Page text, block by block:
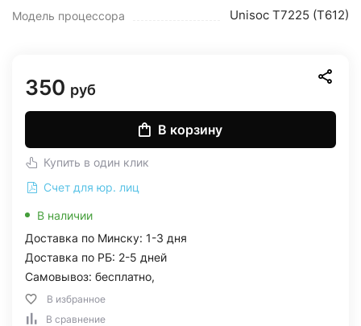
Модель процессора Unisoc T7225 (T612)
350 руб
В корзину
Купить в один клик
Счет для юр. лиц
В наличии
Доставка по Минску: 1-3 дня
Доставка по РБ: 2-5 дней
Самовывоз: бесплатно,
В избранное
В сравнение